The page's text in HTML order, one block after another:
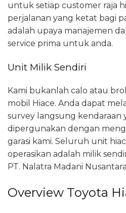
untuk setiap customer raja
perjalanan yang ketat bagi
adalah upaya manajemen
service prima untuk anda.
Unit Milik Sendiri
Kami bukanlah calo atau
mobil Hiace. Anda dapat
survey langsung kendaraan
dipergunakan dengan
garasi kami. Seluruh unit
operasikan adalah milik
PT. Nalatra Madani
Overview Toyota